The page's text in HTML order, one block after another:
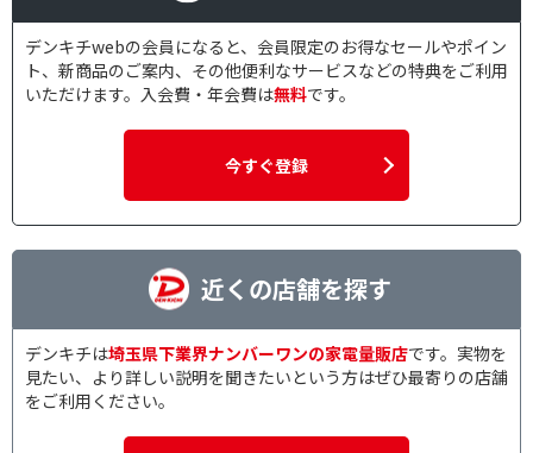
デンキチwebの会員になると、会員限定のお得なセールやポイン
ト、新商品のご案内、その他便利なサービスなどの特典をご利用
いただけます。入会費・年会費は無料です。
今すぐ登録
近くの店舗を探す
デンキチは埼玉県下業界ナンバーワンの家電量販店です。実物を
見たい、より詳しい説明を聞きたいという方はぜひ最寄りの店舗
をご利用ください。